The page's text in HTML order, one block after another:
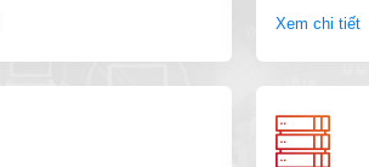
Xem chi tiết